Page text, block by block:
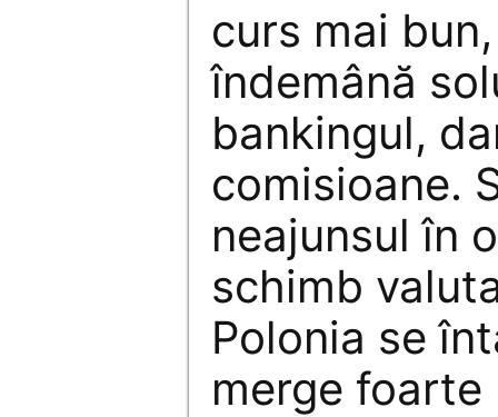
curs mai
îndemână
bankingul,
comisioane.
neajunsul în
schimb
Polonia se
merge foarte